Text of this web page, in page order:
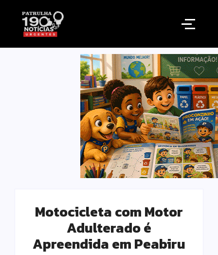
Motocicleta com Motor
Adulterado é
Apreendida em Peabiru